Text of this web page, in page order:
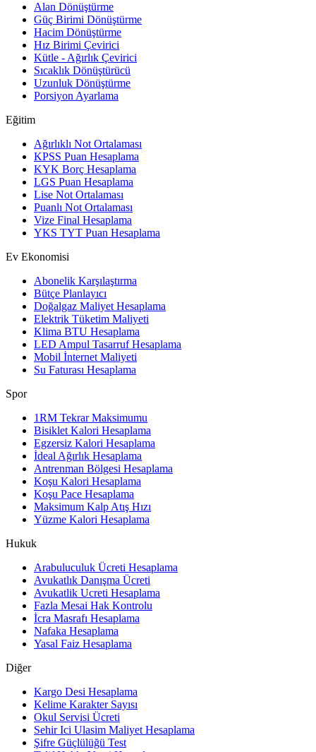
Alan Dönüştürme
Güç Birimi Dönüştürme
Hacim Dönüştürme
Hız Birimi Çevirici
Kütle - Ağırlık Çevirici
Sıcaklık Dönüştürücü
Uzunluk Dönüştürme
Porsiyon Ayarlama
Eğitim
Ağırlıklı Not Ortalaması
KPSS Puan Hesaplama
KYK Borç Hesaplama
LGS Puan Hesaplama
Lise Not Ortalaması
Puanlı Not Ortalaması
Vize Final Hesaplama
YKS TYT Puan Hesaplama
Ev Ekonomisi
Abonelik Karşılaştırma
Bütçe Planlayıcı
Doğalgaz Maliyet Hesaplama
Elektrik Tüketim Maliyeti
Klima BTU Hesaplama
LED Ampul Tasarruf Hesaplama
Mobil İnternet Maliyeti
Su Faturası Hesaplama
Spor
1RM Tekrar Maksimumu
Bisiklet Kalori Hesaplama
Egzersiz Kalori Hesaplama
İdeal Ağırlık Hesaplama
Antrenman Bölgesi Hesaplama
Koşu Kalori Hesaplama
Koşu Pace Hesaplama
Maksimum Kalp Atış Hızı
Yüzme Kalori Hesaplama
Hukuk
Arabuluculuk Ücreti Hesaplama
Avukatlık Danışma Ücreti
Avukatlik Ucreti Hesaplama
Fazla Mesai Hak Kontrolu
İcra Masrafı Hesaplama
Nafaka Hesaplama
Yasal Faiz Hesaplama
Diğer
Kargo Desi Hesaplama
Kelime Karakter Sayısı
Okul Servisi Ücreti
Sehir Ici Ulasim Maliyet Hesaplama
Şifre Güçlülüğü Test